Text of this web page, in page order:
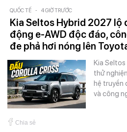
QUỐC TẾ - 4 GIỜ TRƯỚC
Kia Seltos Hybrid 2027 lộ
động e-AWD độc đáo,
đe phả hơi nóng lên
Kia
thử
hệ truyền
và công
Chia sẻ